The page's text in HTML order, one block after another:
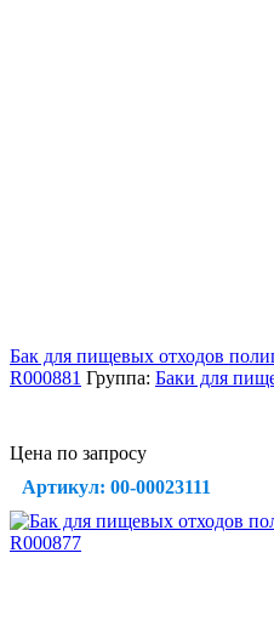
Бак для пищевых отходов
R000881 Группа: Баки для
Цена по запросу
Артикул: 00-00023111